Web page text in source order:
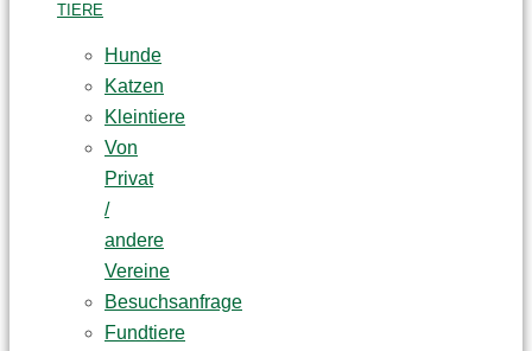
TIERE
Hunde
Katzen
Kleintiere
Von
Privat
/
andere
Vereine
Besuchsanfrage
Fundtiere